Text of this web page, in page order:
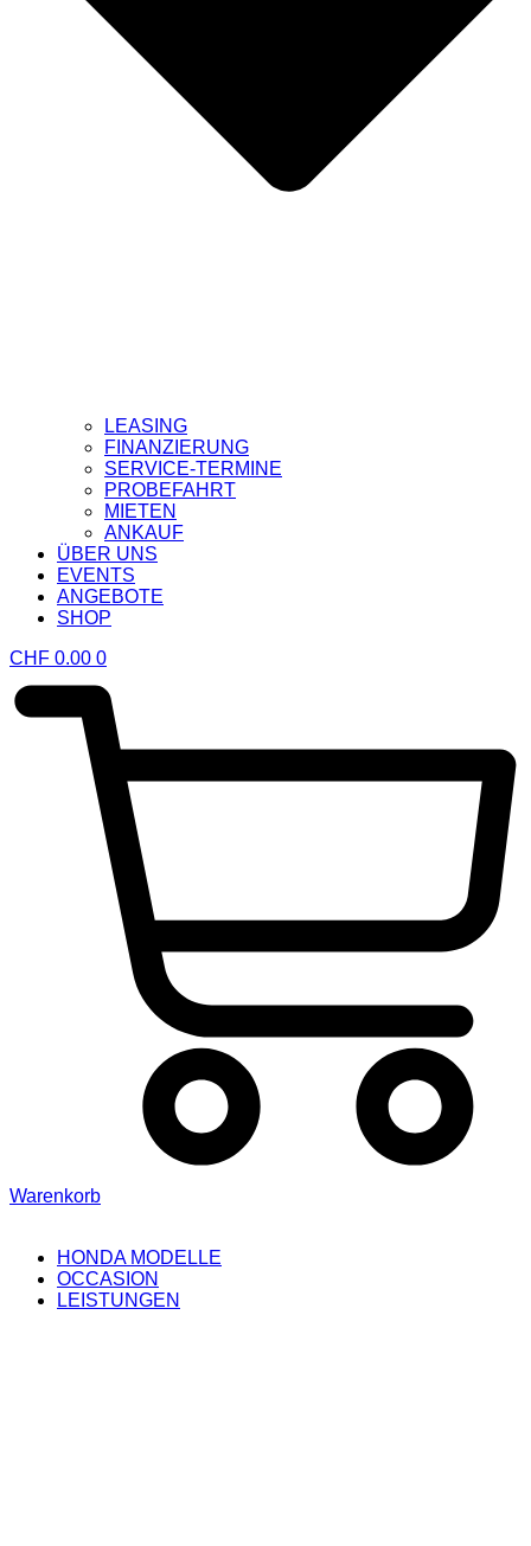
LEASING
FINANZIERUNG
SERVICE-TERMINE
PROBEFAHRT
MIETEN
ANKAUF
ÜBER UNS
EVENTS
ANGEBOTE
SHOP
CHF 0.00 0
Warenkorb
HONDA MODELLE
OCCASION
LEISTUNGEN